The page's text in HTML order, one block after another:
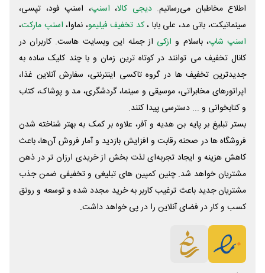
اطلاع مخاطبان می‌رسانیم. دیجی کالا، اسنپ، اسنپ فود، تپسی،
سینماتیکت، بانی مد، علی‌ بابا ،کد تخفیف فیلیمو، نماوا، اسنپ مارکت،
اسنپ شاپ، باسلام و ازکی از جمله این وبسایت ‌هاست. کاربران در
کانال تخفیف می توانند در کوتاه ترین زمان و با چند کلیک ساده به
جدیدترین تخفیف ها در گروه تاکسی اینترنتی، سفارش آنلاین غذا،
اپراتورهای مخابراتی، موسیقی و سینما، گردشگری، مد و پوشاک، کتاب
و کتابخوانی و ... دسترسی پیدا کنند.
بستر تبلیغ بر پایه بن هدیه و آفر، علاوه بر کمک به بهتر شناخته شدن
فروشگاه ها در صحنه رقابت و افزایش بازدید و آمار فروش آن‌ها، باعث
کاهش هزینه و ایجاد تجربه‌ای لذت بخش از خریدی ارزان تر در ذهن
مشتریان خواهد شد. چنین کمپین های تبلیغی و تخفیفی ضمن جذب
مشتریان جدید باعث ترغیب کاربر به خرید مجدد شده و توسعه و رونق
کسب و کار در فضای آنلاین را در پی خواهد داشت.